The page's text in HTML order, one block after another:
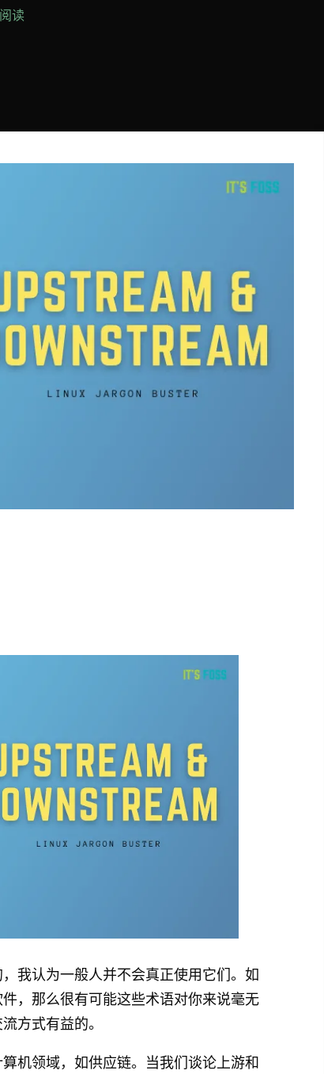
读
我认为一般人并不会真正使用它们。如
，那么很有可能这些术语对你来说毫无
方式有益的。
机领域，如供应链。当我们谈论上游和